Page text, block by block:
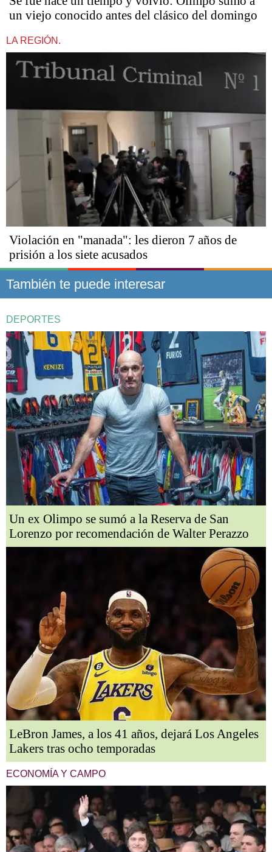
un viejo conocido antes del clásico del domingo
LA REGIÓN.
Violación en "manada": les dieron 7 años de
prisión a los siete acusados
También te puede interesar
DEPORTES
Un ex Olimpo se sumó a la Reserva de San
Lorenzo por recomendación de Walter Perazzo
LeBron James, a los 41 años, dejará Los Angeles
Lakers tras ocho temporadas
ECONOMÍA Y CAMPO